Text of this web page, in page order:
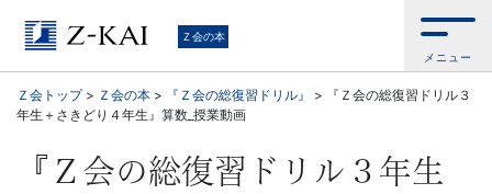
学
習
参
Ｚ会の本
メニュー
Ｚ会トップ> Ｚ会の本 > 『Ｚ会の総復習ドリル』 >
『Ｚ会の総復習ドリル３
年生＋さきどり４年生』算数_授業動画
『Ｚ会の総復習ドリル３年生